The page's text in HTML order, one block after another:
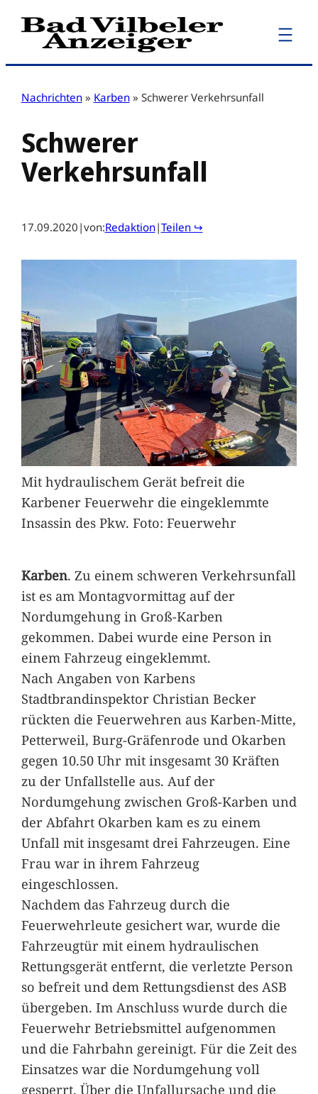
Zum
Inhalt
Nachrichten » Karben » Schwerer Verkehrsunfall
Schwerer
Verkehrsunfall
17.09.2020 |von:Redaktion|Teilen ↪
Mit hydraulischem Gerät befreit die
Karbener Feuerwehr die eingeklemmte
Insassin des Pkw. Foto: Feuerwehr
Karben. Zu einem schweren Verkehrsunfall
ist es am Montagvormittag auf der
Nordumgehung in Groß-Karben
gekommen. Dabei wurde eine Person in
einem Fahrzeug eingeklemmt.
Nach Angaben von Karbens
Stadtbrandinspektor Christian Becker
rückten die Feuerwehren aus Karben-Mitte,
Petterweil, Burg-Gräfenrode und Okarben
gegen 10.50 Uhr mit insgesamt 30 Kräften
zu der Unfallstelle aus. Auf der
Nordumgehung zwischen Groß-Karben und
der Abfahrt Okarben kam es zu einem
Unfall mit insgesamt drei Fahrzeugen. Eine
Frau war in ihrem Fahrzeug
eingeschlossen.
Nachdem das Fahrzeug durch die
Feuerwehrleute gesichert war, wurde die
Fahrzeugtür mit einem hydraulischen
Rettungsgerät entfernt, die verletzte Person
so befreit und dem Rettungsdienst des ASB
übergeben. Im Anschluss wurde durch die
Feuerwehr Betriebsmittel aufgenommen
und die Fahrbahn gereinigt. Für die Zeit des
Einsatzes war die Nordumgehung voll
gesperrt. Über die Unfallursache und die